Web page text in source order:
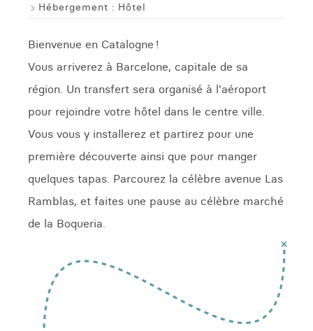
Hébergement : Hôtel
Bienvenue en Catalogne !
Vous arriverez à Barcelone, capitale de sa
région. Un transfert sera organisé à l'aéroport
pour rejoindre votre hôtel dans le centre ville.
Vous vous y installerez et partirez pour une
première découverte ainsi que pour manger
quelques tapas. Parcourez la célèbre avenue Las
Ramblas, et faites une pause au célèbre marché
de la Boqueria.